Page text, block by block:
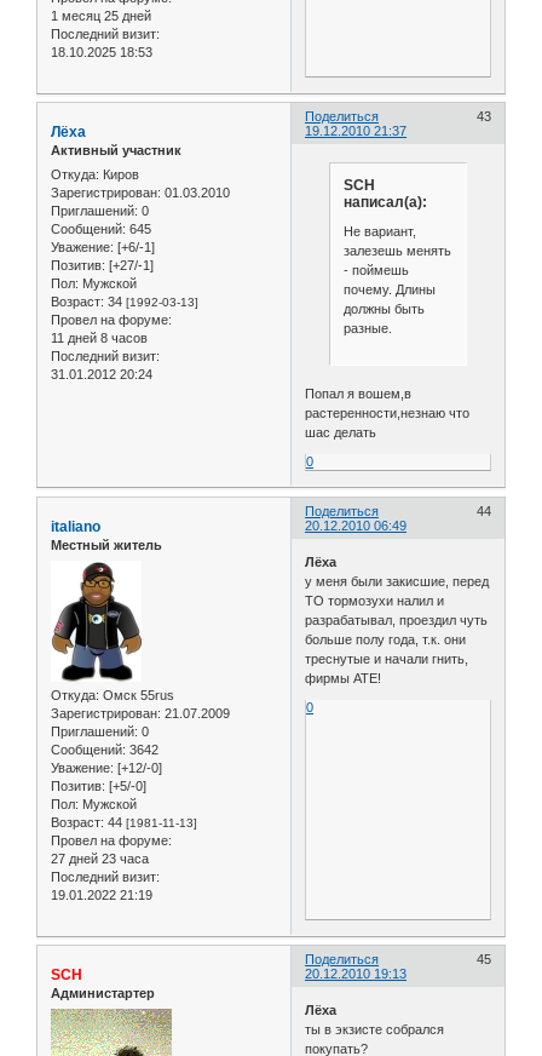
1 месяц 25 дней
Последний визит:
18.10.2025 18:53
Поделиться
43
19.12.2010 21:37
Лёха
Активный участник
Откуда: Киров
Зарегистрирован: 01.03.2010
Приглашений: 0
Сообщений: 645
Уважение: [+6/-1]
Позитив: [+27/-1]
Пол: Мужской
Возраст: 34 [1992-03-13]
Провел на форуме:
11 дней 8 часов
Последний визит:
31.01.2012 20:24
SCH
написал(а):
Не вариант,
залезешь менять
- поймешь
почему. Длины
должны быть
разные.
Попал я вошем,в
растеренности,незнаю что
шас делать
0
Поделиться
44
20.12.2010 06:49
italiano
Местный житель
Откуда: Омск 55rus
Зарегистрирован: 21.07.2009
Приглашений: 0
Сообщений: 3642
Уважение: [+12/-0]
Позитив: [+5/-0]
Пол: Мужской
Возраст: 44 [1981-11-13]
Провел на форуме:
27 дней 23 часа
Последний визит:
19.01.2022 21:19
Лёха
у меня были закисшие, перед
ТО тормозухи налил и
разрабатывал, проездил чуть
больше полу года, т.к. они
треснутые и начали гнить,
фирмы ATE!
0
Поделиться
45
20.12.2010 19:13
SCH
Администартер
Лёха
ты в экзисте собрался
покупать?